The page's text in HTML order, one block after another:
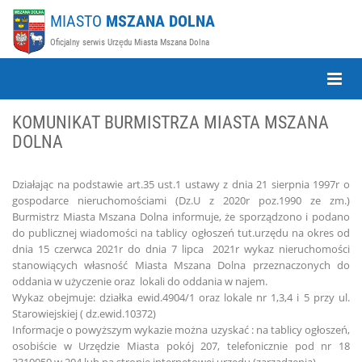
MIASTO MSZANA DOLNA
Oficjalny serwis Urzędu Miasta Mszana Dolna
Toggle
KOMUNIKAT BURMISTRZA MIASTA MSZANA
DOLNA
Działając na podstawie art.35 ust.1 ustawy z dnia 21 sierpnia 1997r o
gospodarce nieruchomościami (Dz.U z 2020r poz.1990 ze zm.)
Burmistrz Miasta Mszana Dolna informuje, że sporządzono i podano
do publicznej wiadomości na tablicy ogłoszeń tut.urzędu na okres od
dnia 15 czerwca 2021r do dnia 7 lipca 2021r wykaz nieruchomości
stanowiących własność Miasta Mszana Dolna przeznaczonych do
oddania w użyczenie oraz lokali do oddania w najem.
Wykaz obejmuje: działka ewid.4904/1 oraz lokale nr 1,3,4 i 5 przy ul.
Starowiejskiej ( dz.ewid.10372)
Informacje o powyższym wykazie można uzyskać : na tablicy ogłoszeń,
osobiście w Urzędzie Miasta pokój 207, telefonicznie pod nr 18